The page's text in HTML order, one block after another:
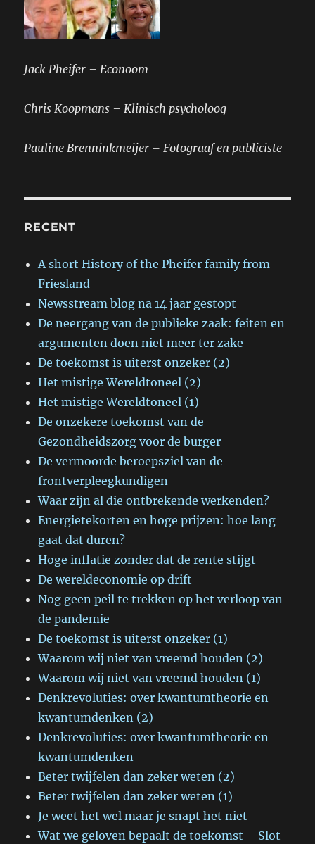
Jack Pheifer – Econoom
Chris Koopmans – Klinisch psycholoog
Pauline Brenninkmeijer – Fotograaf en publiciste
RECENT
A short History of the Pheifer family from
Friesland
Newsstream blog na 14 jaar gestopt
De neergang van de publieke zaak: feiten en
argumenten doen niet meer ter zake
De toekomst is uiterst onzeker (2)
Het mistige Wereldtoneel (2)
Het mistige Wereldtoneel (1)
De onzekere toekomst van de
Gezondheidszorg voor de burger
De vermoorde beroepsziel van de
frontverpleegkundigen
Waar zijn al die ontbrekende werkenden?
Energietekorten en hoge prijzen: hoe lang
gaat dat duren?
Hoge inflatie zonder dat de rente stijgt
De wereldeconomie op drift
Nog geen peil te trekken op het verloop van
de pandemie
De toekomst is uiterst onzeker (1)
Waarom wij niet van vreemd houden (2)
Waarom wij niet van vreemd houden (1)
Denkrevoluties: over kwantumtheorie en
kwantumdenken (2)
Denkrevoluties: over kwantumtheorie en
kwantumdenken
Beter twijfelen dan zeker weten (2)
Beter twijfelen dan zeker weten (1)
Je weet het wel maar je snapt het niet
Wat we geloven bepaalt de toekomst – Slot